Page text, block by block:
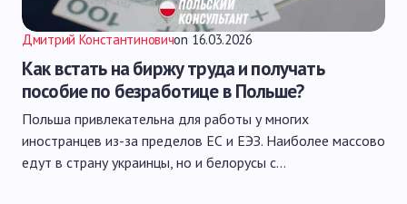
Дмитрий Константиновичon 16.03.2026
Как встать на биржу труда и получать
пособие по безработице в Польше?
Польша привлекательна для работы у многих
иностранцев из-за пределов ЕС и ЕЭЗ. Наиболее массово
едут в страну украинцы, но и белорусы с…